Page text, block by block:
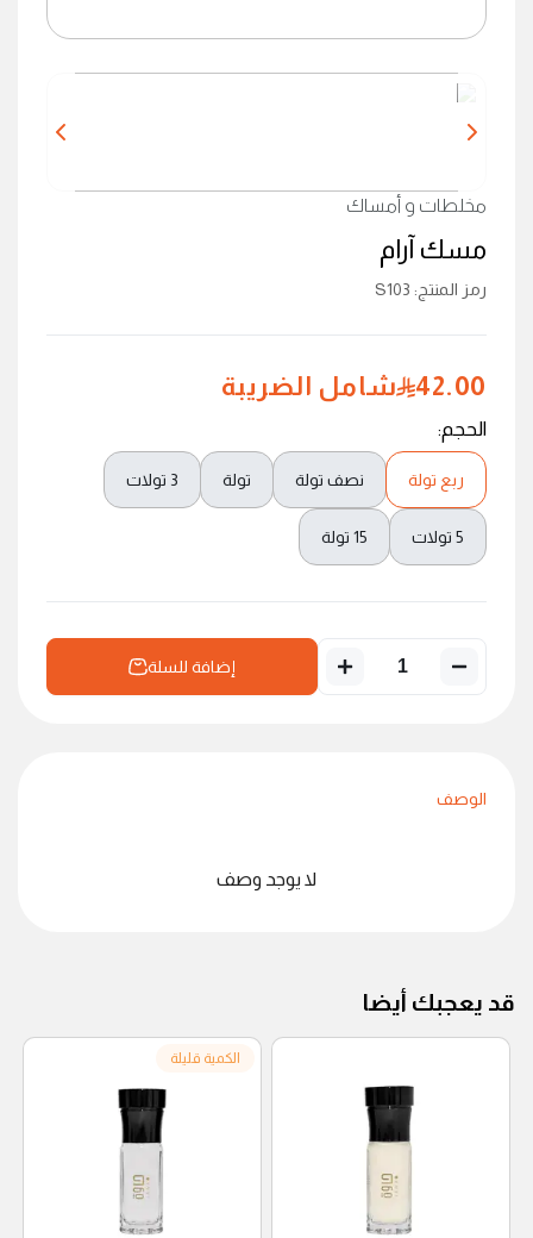
مخلطات و أمساك
مسك آرام
رمز المنتج:
S103
42.00 شامل الضريبة
الحجم:
ربع تولة نصف تولة تولة 3 تولات
5 تولات 15 تولة
إضافة للسلة
الوصف
لا يوجد وصف
قد يعجبك أيضا
الكمية قليلة